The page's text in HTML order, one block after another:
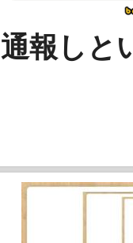
通報しと